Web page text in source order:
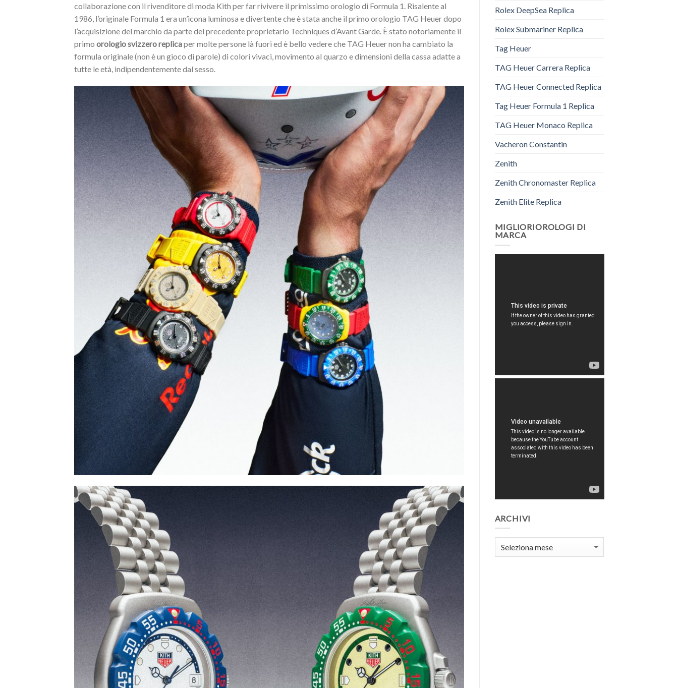
collaborazione con il rivenditore di moda Kith per far rivivere il primissimo orologio di Formula 1. Risalente al
1986, l’originale Formula 1 era un’icona luminosa e divertente che è stata anche il primo orologio TAG Heuer dopo
l’acquisizione del marchio da parte del precedente proprietario Techniques d’Avant Garde. È stato notoriamente il
primo orologio svizzero replicaper molte persone là fuori ed è bello vedere che TAG Heuer non ha cambiato la
formula originale (non è un gioco di parole) di colori vivaci, movimento al quarzo e dimensioni della cassa adatte a
tutte le età, indipendentemente dal sesso.
Rolex DeepSea Replica
Rolex Submariner Replica
Tag Heuer
TAG Heuer Carrera Replica
TAG Heuer Connected Replica
Tag Heuer Formula 1 Replica
TAG Heuer Monaco Replica
Vacheron Constantin
Zenith
Zenith Chronomaster Replica
Zenith Elite Replica
MIGLIORIOROLOGI DI
MARCA
ARCHIVI
Archivi